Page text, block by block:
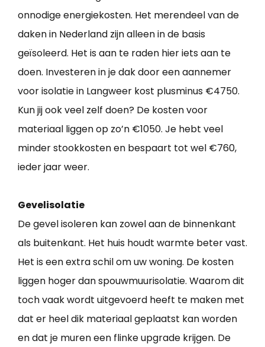
onnodige energiekosten. Het merendeel van de
daken in Nederland zijn alleen in de basis
geïsoleerd. Het is aan te raden hier iets aan te
doen. Investeren in je dak door een aannemer
voor isolatie in Langweer kost plusminus €4750.
Kun jij ook veel zelf doen? De kosten voor
materiaal liggen op zo’n €1050. Je hebt veel
minder stookkosten en bespaart tot wel €760,
ieder jaar weer.
Gevelisolatie
De gevel isoleren kan zowel aan de binnenkant
als buitenkant. Het huis houdt warmte beter vast.
Het is een extra schil om uw woning. De kosten
liggen hoger dan spouwmuurisolatie. Waarom dit
toch vaak wordt uitgevoerd heeft te maken met
dat er heel dik materiaal geplaatst kan worden
en dat je muren een flinke upgrade krijgen. De